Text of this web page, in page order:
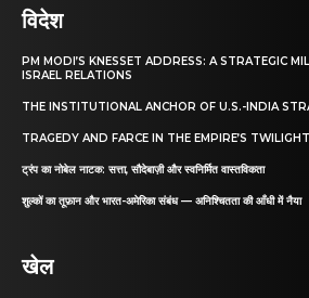
विदेश
PM MODI’S KNESSET ADDRESS: A STRATEGIC
ISRAEL RELATIONS
THE INSTITUTIONAL ANCHOR OF U.S.-INDIA
TRAGEDY AND FARCE IN THE EMPIRE’S TWILIGHT
ट्रंप का नोबेल नाटक: सत्ता, सौदेबाज़ी और स्वनिर्मित वास्तविकता
शुल्कों का तूफ़ान और भारत-अमेरिका संबंध — अनिश्चितता की आँधी में नैया
खेल